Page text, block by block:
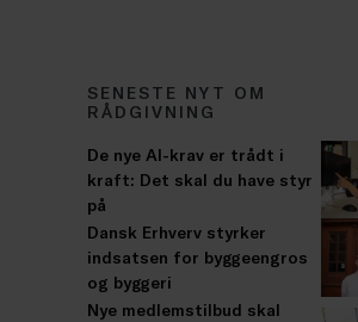
SENESTE NYT OM
RÅDGIVNING
De nye AI-krav er trådt i
kraft: Det skal du have styr
på
Dansk Erhverv styrker
indsatsen for byggeengros
og byggeri
Nye medlemstilbud skal